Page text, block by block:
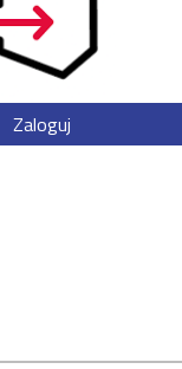
Zaloguj